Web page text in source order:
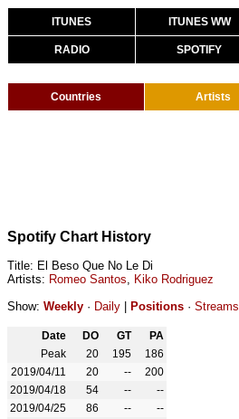
ITUNES ITUNES WW
RADIO SPOTIFY
Countries Artists
Spotify Chart History
Title: El Beso Que No Le Di
Artists: Romeo Santos, Kiko Rodriguez
Show: Weekly · Daily Positions · Streams
Date DO GT
PA
Peak
20 195
186
2019/04/11
20 --
200
2019/04/18
54 --
--
2019/04/25
86 --
--